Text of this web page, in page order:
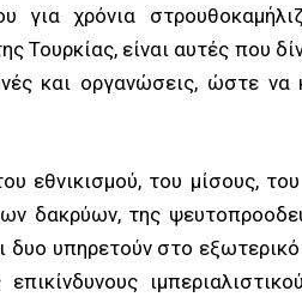
για χρόνια
Τουρκίας, είναι αυτές που
και οργανώσεις, ώστε
εθνικισμού, του μίσους,
δακρύων, της
δυο υπηρετούν στο